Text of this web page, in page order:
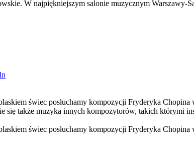
W najpiękniejszym salonie muzycznym Warszawy-
świec posłuchamy kompozycji Fryderyka
także muzyka innych kompozytorów, takich którymi
świec posłuchamy kompozycji Fryderyka